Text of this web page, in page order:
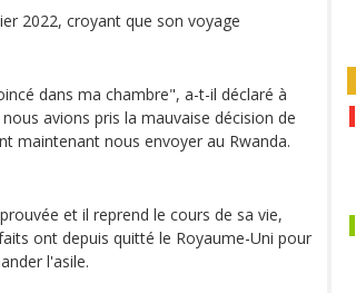
2022, croyant que son voyage
dans ma chambre", a-t-il déclaré à
avions pris la mauvaise décision de
maintenant nous envoyer au Rwanda.
et il reprend le cours de sa vie,
ont depuis quitté le Royaume-Uni pour
l'asile.